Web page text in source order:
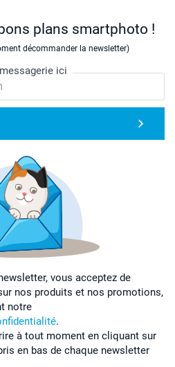
plans smartphoto !
décommander la newsletter)
ici
vous acceptez de
nos produits et nos promotions,
notre
.
à tout moment en cliquant sur
en bas de chaque newsletter